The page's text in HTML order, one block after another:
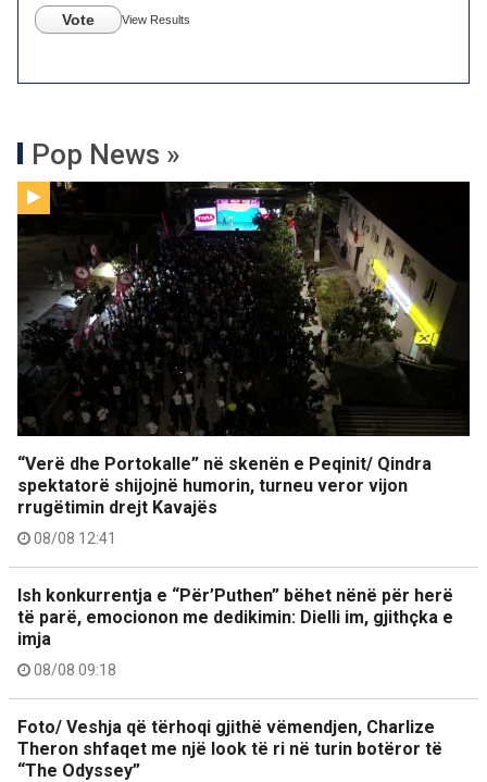
Vote View Results
Pop News »
“Verë dhe Portokalle” në skenën e Peqinit/ Qindra
spektatorë shijojnë humorin, turneu veror vijon
rrugëtimin drejt Kavajës
08/08 12:41
Ish konkurrentja e “Për’Puthen” bëhet nënë për herë
të parë, emocionon me dedikimin: Dielli im, gjithçka e
imja
08/08 09:18
Foto/ Veshja që tërhoqi gjithë vëmendjen, Charlize
Theron shfaqet me një look të ri në turin botëror të
“The Odyssey”